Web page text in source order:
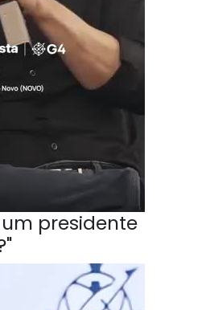
um presidente